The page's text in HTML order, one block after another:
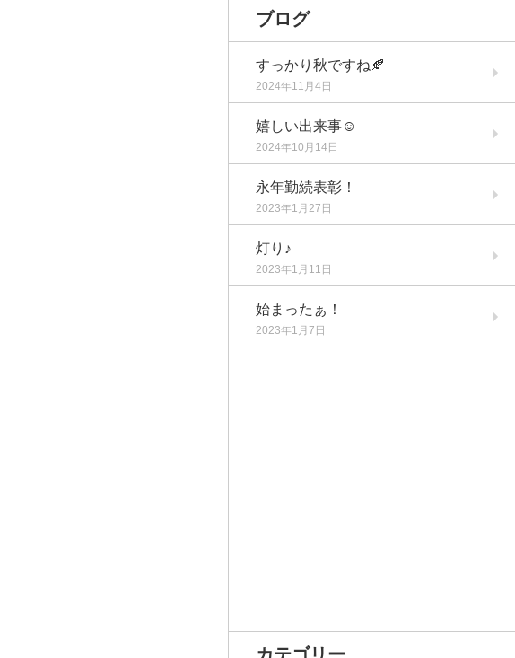
ブログ
すっかり秋ですね🍂
2024年11月4日
嬉しい出来事☺️
2024年10月14日
永年勤続表彰！
2023年1月27日
灯り♪
2023年1月11日
始まったぁ！
2023年1月7日